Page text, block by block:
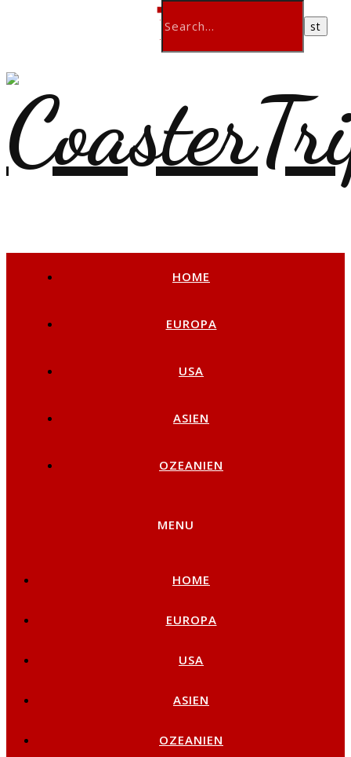
HOME
EUROPA
USA
ASIEN
OZEANIEN
MENU
HOME
EUROPA
USA
ASIEN
OZEANIEN